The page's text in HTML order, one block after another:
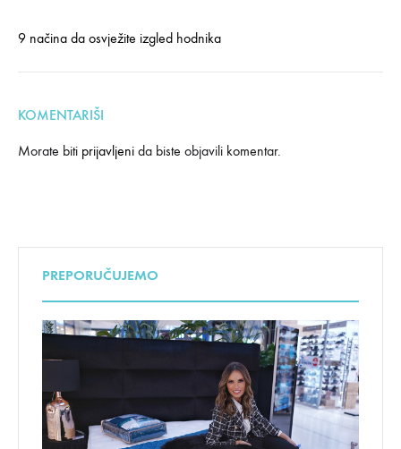
9 načina da osvježite izgled hodnika
KOMENTARIŠI
Morate biti prijavljeni da biste objavili komentar.
PREPORUČUJEMO